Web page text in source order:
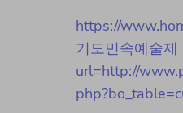
https://
기도민속예술
url=http://